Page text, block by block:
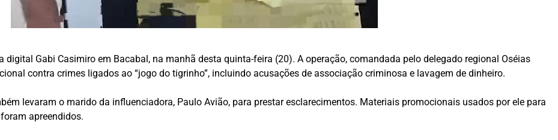
digital Gabi Casimiro em Bacabal, na manhã desta quinta-feira (20). A operação, comandada pelo delegado regional Oséias
contra crimes ligados ao “jogo do tigrinho”, incluindo acusações de associação criminosa e lavagem de dinheiro.
levaram o marido da influenciadora, Paulo Avião, para prestar esclarecimentos. Materiais promocionais usados por ele para
apreendidos.